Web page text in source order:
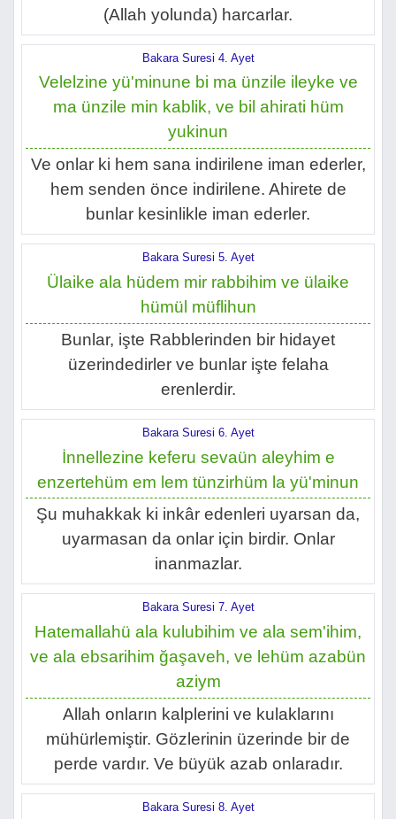
(Allah yolunda) harcarlar.
Bakara Suresi 4. Ayet
Velelzine yü'minune bi ma ünzile ileyke ve
ma ünzile min kablik, ve bil ahirati hüm
yukinun
Ve onlar ki hem sana indirilene iman ederler,
hem senden önce indirilene. Ahirete de
bunlar kesinlikle iman ederler.
Bakara Suresi 5. Ayet
Ülaike ala hüdem mir rabbihim ve ülaike
hümül müflihun
Bunlar, işte Rabblerinden bir hidayet
üzerindedirler ve bunlar işte felaha
erenlerdir.
Bakara Suresi 6. Ayet
İnnellezine keferu sevaün aleyhim e
enzertehüm em lem tünzirhüm la yü'minun
Şu muhakkak ki inkâr edenleri uyarsan da,
uyarmasan da onlar için birdir. Onlar
inanmazlar.
Bakara Suresi 7. Ayet
Hatemallahü ala kulubihim ve ala sem'ihim,
ve ala ebsarihim ğaşaveh, ve lehüm azabün
aziym
Allah onların kalplerini ve kulaklarını
mühürlemiştir. Gözlerinin üzerinde bir de
perde vardır. Ve büyük azab onlaradır.
Bakara Suresi 8. Ayet